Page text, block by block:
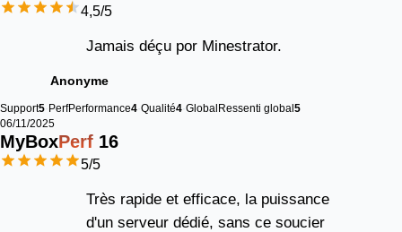
4,5/5
Jamais déçu por Minestrator.
Anonyme
Support5 PerfPerformance4 Qualité4 GlobalRessenti global5
06/11/2025
MyBoxPerf 16
5/5
Très rapide et efficace, la puissance
d'un serveur dédié, sans ce soucier